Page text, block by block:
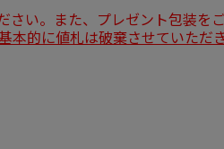
い。また、プレゼント包装を
本的に値札は破棄させていただ